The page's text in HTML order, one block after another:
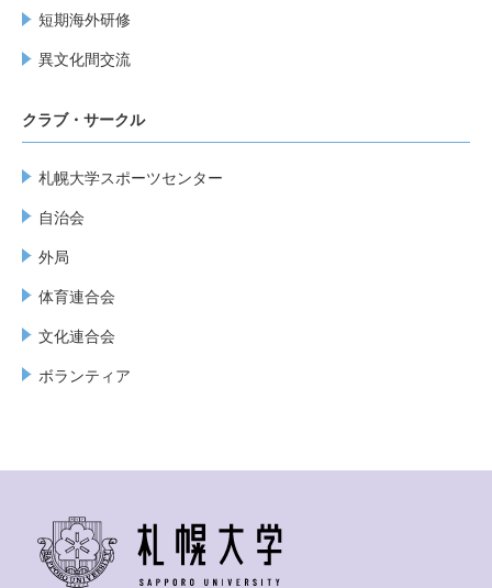
短期海外研修
異文化間交流
クラブ・サークル
札幌大学スポーツセンター
自治会
外局
体育連合会
文化連合会
ボランティア